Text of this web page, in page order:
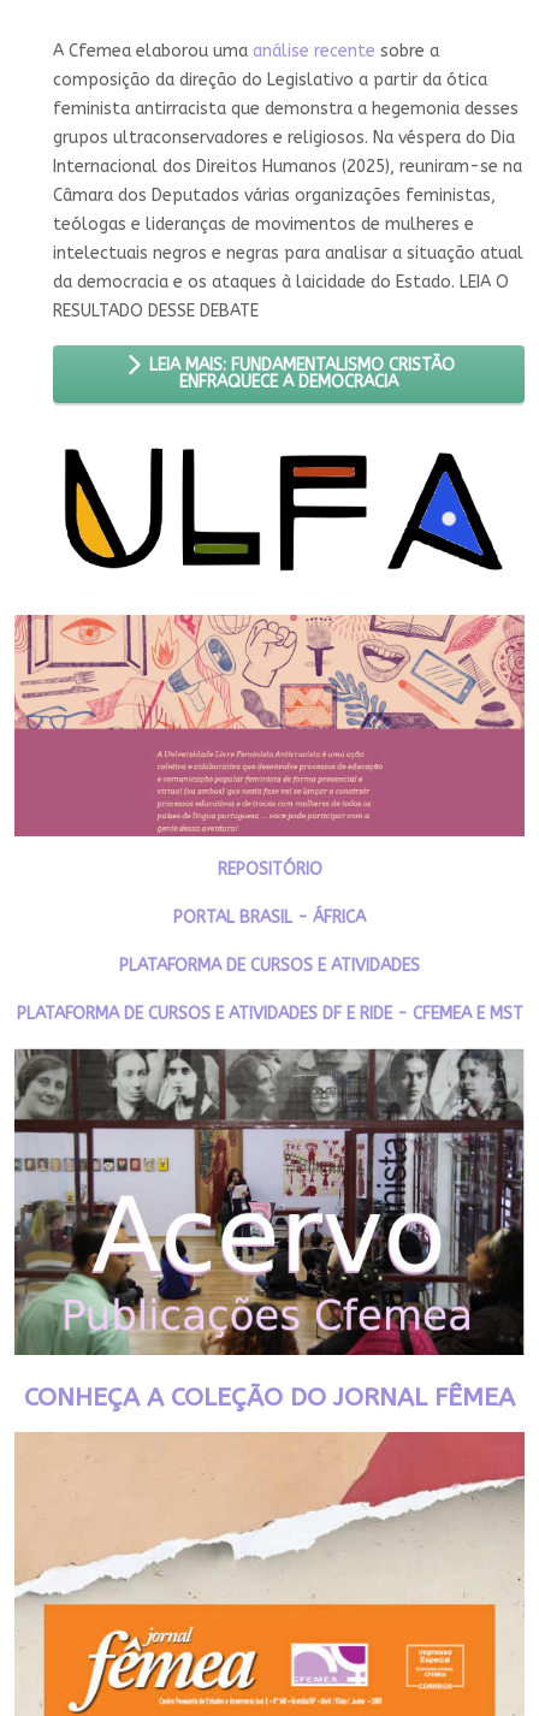
A Cfemea elaborou uma análise recente sobre a
composição da direção do Legislativo a partir da ótica
feminista antirracista que demonstra a hegemonia desses
grupos ultraconservadores e religiosos. Na véspera do Dia
Internacional dos Direitos Humanos (2025), reuniram-se na
Câmara dos Deputados várias organizações feministas,
teólogas e lideranças de movimentos de mulheres e
intelectuais negros e negras para analisar a situação atual
da democracia e os ataques à laicidade do Estado. LEIA O
RESULTADO DESSE DEBATE
LEIA MAIS: FUNDAMENTALISMO CRISTÃO
ENFRAQUECE A DEMOCRACIA
REPOSITÓRIO
PORTAL BRASIL - ÁFRICA
PLATAFORMA DE CURSOS E ATIVIDADES
PLATAFORMA DE CURSOS E ATIVIDADES DF E RIDE - CFEMEA E MST
CONHEÇA A COLEÇÃO DO JORNAL FÊMEA